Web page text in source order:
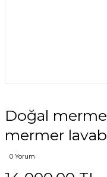
Doğal
mermer
0 Yorum